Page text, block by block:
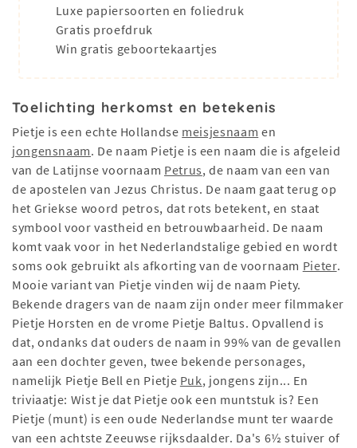
Luxe papiersoorten en foliedruk
Gratis proefdruk
Win gratis geboortekaartjes
Toelichting herkomst en betekenis
Pietje is een echte Hollandse meisjesnaam en
jongensnaam. De naam Pietje is een naam die is afgeleid
van de Latijnse voornaam Petrus, de naam van een van
de apostelen van Jezus Christus. De naam gaat terug op
het Griekse woord petros, dat rots betekent, en staat
symbool voor vastheid en betrouwbaarheid. De naam
komt vaak voor in het Nederlandstalige gebied en wordt
soms ook gebruikt als afkorting van de voornaam Pieter.
Mooie variant van Pietje vinden wij de naam Piety.
Bekende dragers van de naam zijn onder meer filmmaker
Pietje Horsten en de vrome Pietje Baltus. Opvallend is
dat, ondanks dat ouders de naam in 99% van de gevallen
aan een dochter geven, twee bekende personages,
namelijk Pietje Bell en Pietje Puk, jongens zijn... En
triviaatje: Wist je dat Pietje ook een muntstuk is? Een
Pietje (munt) is een oude Nederlandse munt ter waarde
van een achtste Zeeuwse rijksdaalder. Da's 6½ stuiver of